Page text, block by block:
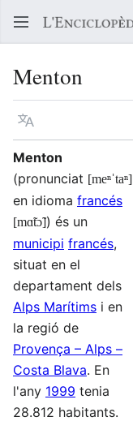
Menton
Llegir en un atre
Menton
(pronunciat [meⁿˈtaⁿ]
en idioma francés
[mɑ̃tɔ̃]) és un
municipi francés,
situat en el
departament dels
Alps Marítims i en
la regió de
Provença – Alps –
Costa Blava. En
l'any 1999 tenia
28.812 habitants.